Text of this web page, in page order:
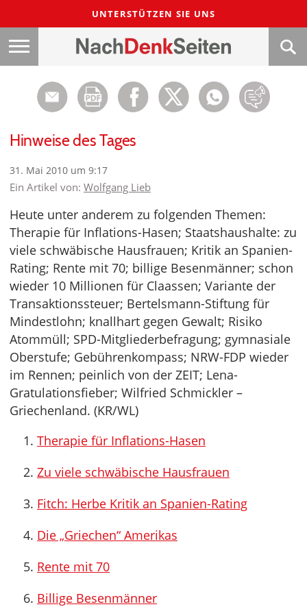
UNTERSTÜTZEN SIE UNS
Hinweise des Tages
31. Mai 2010 um 9:17
Ein Artikel von: Wolfgang Lieb
Heute unter anderem zu folgenden Themen:
Therapie für Inflations-Hasen; Staatshaushalte: zu
viele schwäbische Hausfrauen; Kritik an Spanien-
Rating; Rente mit 70; billige Besenmänner; schon
wieder 10 Millionen für Claassen; Variante der
Transaktionssteuer; Bertelsmann-Stiftung für
Mindestlohn; knallhart gegen Gewalt; Risiko
Atommüll; SPD-Mitgliederbefragung; gymnasiale
Oberstufe; Gebührenkompass; NRW-FDP wieder
im Rennen; peinlich von der ZEIT; Lena-
Gratulationsfieber; Wilfried Schmickler –
Griechenland. (KR/WL)
Therapie für Inflations-Hasen
Zu viele schwäbische Hausfrauen
Fitch: Herbe Kritik an Spanien-Rating
Die „Griechen“ Amerikas
Rente mit 70
Billige Besenmänner